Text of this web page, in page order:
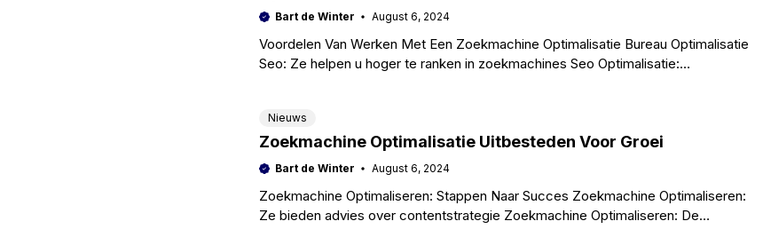
Bart de Winter August 6, 2024
Voordelen Van Werken Met Een Zoekmachine Optimalisatie Bureau Optimalisatie
Seo: Ze helpen u hoger te ranken in zoekmachines Seo Optimalisatie:
Nieuws
Zoekmachine Optimalisatie Uitbesteden Voor Groei
Bart de Winter August 6, 2024
Zoekmachine Optimaliseren: Stappen Naar Succes Zoekmachine Optimaliseren:
Ze bieden advies over contentstrategie Zoekmachine Optimaliseren: De